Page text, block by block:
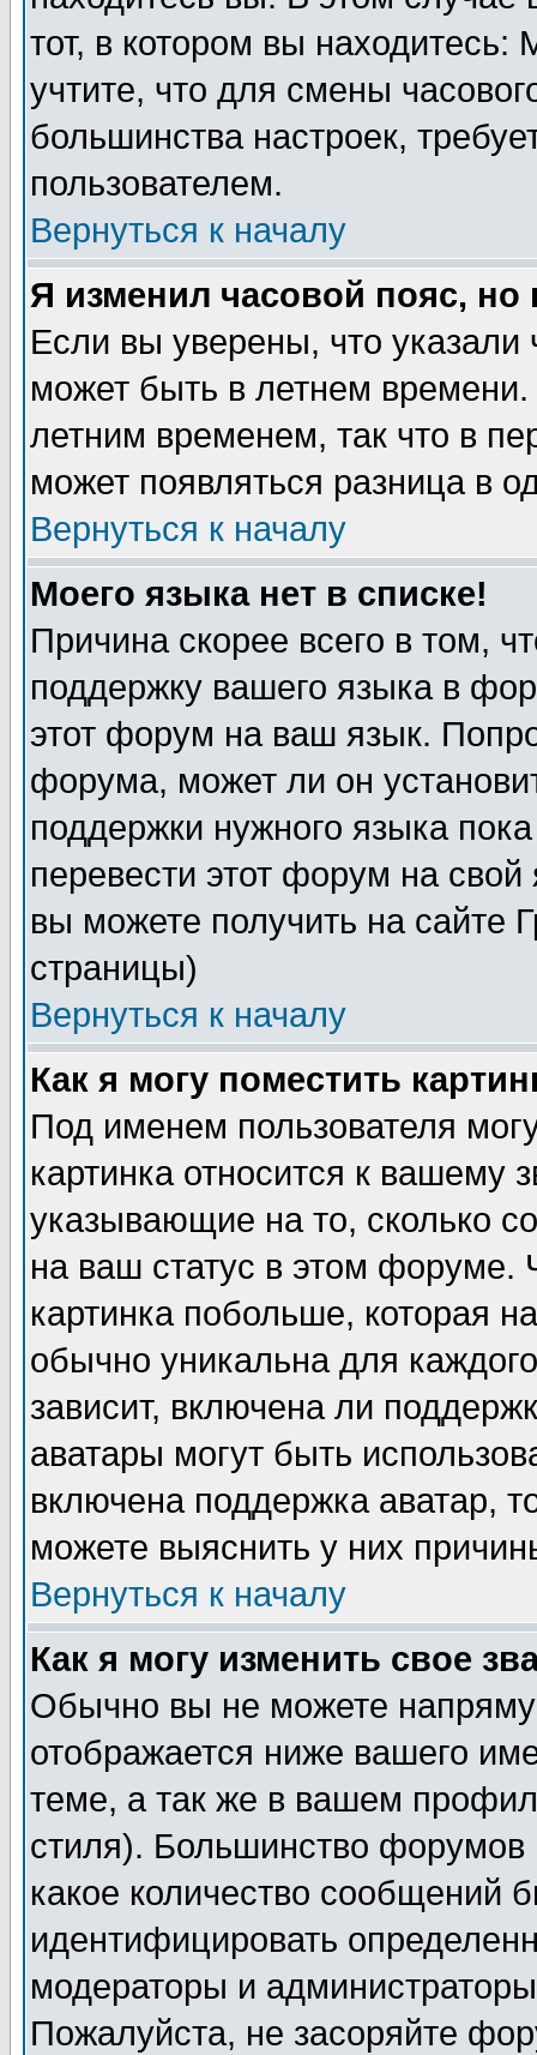
тот, в котором вы
учтите, что для смены
большинства настроек,
пользователем.
Вернуться к началу
Я изменил часовой пояс,
Если вы уверены, что указали
может быть в летнем
летним временем, так что в
может появляться разница в
Вернуться к началу
Моего языка нет в списке!
Причина скорее всего в том,
поддержку вашего языка в
этот форум на ваш язык.
форума, может ли он
поддержки нужного языка
перевести этот форум на
вы можете получить на сайте
страницы)
Вернуться к началу
Как я могу поместить
Под именем пользователя
картинка относится к вашему
указывающие на то, сколько
на ваш статус в этом форуме.
картинка побольше, которая
обычно уникальна для
зависит, включена ли
аватары могут быть
включена поддержка аватар,
можете выяснить у них
Вернуться к началу
Как я могу изменить свое
Обычно вы не можете
отображается ниже вашего
теме, а так же в вашем
стиля). Большинство форумов
какое количество сообщений
идентифицировать
модераторы и
Пожалуйста, не засоряйте